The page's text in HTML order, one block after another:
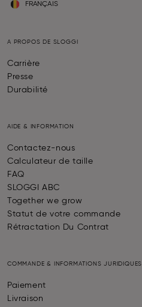
FRANÇAIS
A PROPOS DE SLOGGI
Carrière
Presse
Durabilité
AIDE & INFORMATION
Contactez-nous
Calculateur de taille
FAQ
SLOGGI ABC
Together we grow
Statut de votre commande
Rétractation Du Contrat
COMMANDE & INFORMATIONS JURIDIQUES
Paiement
Livraison